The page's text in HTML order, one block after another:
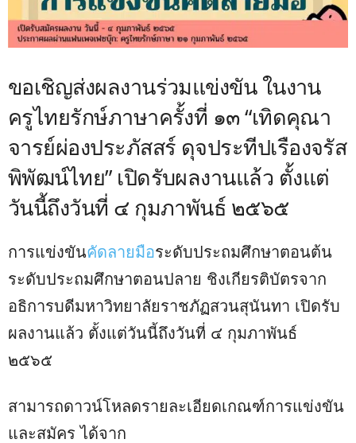
ขอเชิญส่งผลงานร่วมแข่งขัน ในงาน
ครูไทยรักษ์ภาษาครั้งที่ ๑๓ “เทิดคุณา
จารย์ผ่องประภัสสร์ ดุจประทีปเรืองจรัส
พิพัฒน์ไทย” เปิดรับผลงานแล้ว ตั้งแต่
วันนี้ถึงวันที่ ๔ กุมภาพันธ์ ๒๕๖๕
การแข่งขันคัดลายมือระดับประถมศึกษาตอนต้น
ระดับประถมศึกษาตอนปลาย ชิงเกียรติบัตรจาก
อธิการบดีมหาวิทยาลัยราชภัฏสวนสุนันทา เปิดรับ
ผลงานแล้ว ตั้งแต่วันนี้ถึงวันที่ ๔ กุมภาพันธ์
๒๕๖๕
สามารถดาวน์โหลดรายละเอียดเกณฑ์การแข่งขัน
และสมัคร ได้จาก